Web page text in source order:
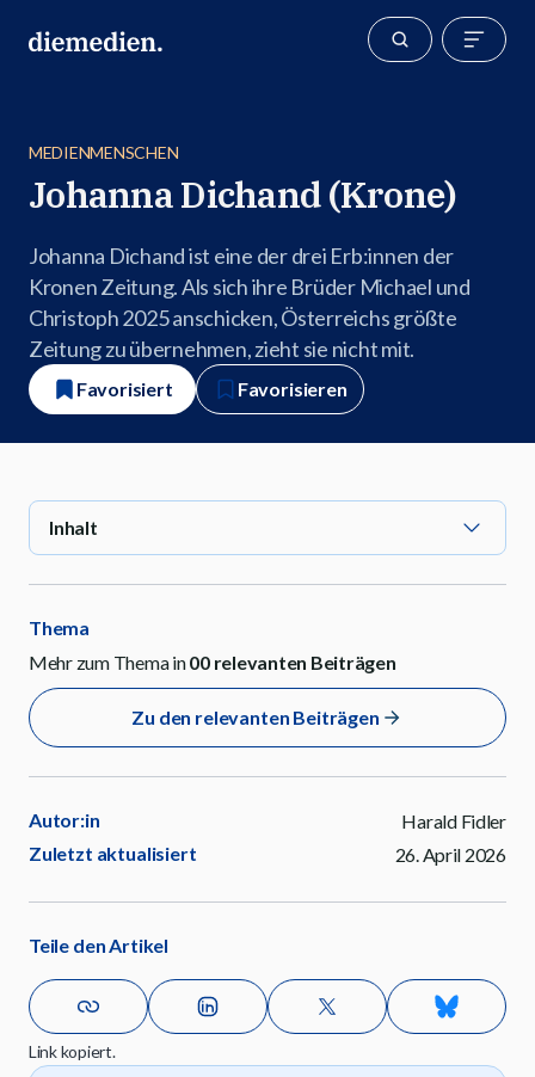
MEDIENMENSCHEN
Johanna Dichand (Krone)
Johanna Dichand ist eine der drei Erb:innen der
Kronen Zeitung. Als sich ihre Brüder Michael und
Christoph 2025 anschicken, Österreichs größte
Zeitung zu übernehmen, zieht sie nicht mit.
Favorisiert Favorisieren
Inhalt
Thema
Mehr zum Thema in00 relevanten Beiträgen
Zu den relevanten Beiträgen
Autor:in
Harald Fidler
Zuletzt aktualisiert
26. April 2026
Teile den Artikel
Link kopiert.